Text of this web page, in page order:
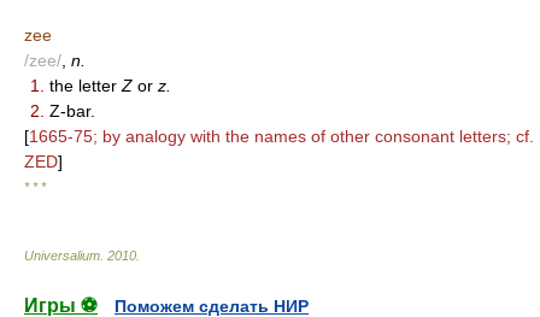
zee
/zee/ n.
1.
the letter Z or z.
2. Z-bar.
[1665-75; by analogy with the names of other consonant letters; cf.
ZED]
* * *
Universalium 2010
Игры ⚽
Поможем сделать НИР